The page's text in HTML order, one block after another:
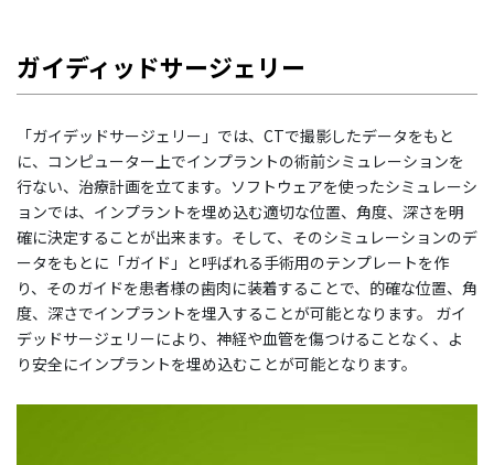
ガイディッドサージェリー
「ガイデッドサージェリー」では、CTで撮影したデータをもと
に、コンピューター上でインプラントの術前シミュレーションを
行ない、治療計画を立てます。ソフトウェアを使ったシミュレーシ
ョンでは、インプラントを埋め込む適切な位置、角度、深さを明
確に決定することが出来ます。そして、そのシミュレーションのデ
ータをもとに「ガイド」と呼ばれる手術用のテンプレートを作
り、そのガイドを患者様の歯肉に装着することで、的確な位置、角
度、深さでインプラントを埋入することが可能となります。 ガイ
デッドサージェリーにより、神経や血管を傷つけることなく、よ
り安全にインプラントを埋め込むことが可能となります。